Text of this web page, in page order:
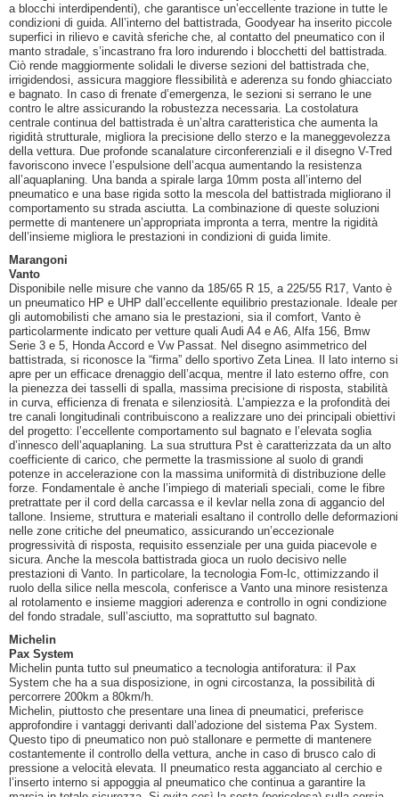
a blocchi interdipendenti), che garantisce un’eccellente trazione in tutte le
condizioni di guida. All’interno del battistrada, Goodyear ha inserito piccole
superfici in rilievo e cavità sferiche che, al contatto del pneumatico con il
manto stradale, s’incastrano fra loro indurendo i blocchetti del battistrada.
Ciò rende maggiormente solidali le diverse sezioni del battistrada che,
irrigidendosi, assicura maggiore flessibilità e aderenza su fondo ghiacciato
e bagnato. In caso di frenate d’emergenza, le sezioni si serrano le une
contro le altre assicurando la robustezza necessaria. La costolatura
centrale continua del battistrada è un’altra caratteristica che aumenta la
rigidità strutturale, migliora la precisione dello sterzo e la maneggevolezza
della vettura. Due profonde scanalature circonferenziali e il disegno V-Tred
favoriscono invece l’espulsione dell’acqua aumentando la resistenza
all’aquaplaning. Una banda a spirale larga 10mm posta all’interno del
pneumatico e una base rigida sotto la mescola del battistrada migliorano il
comportamento su strada asciutta. La combinazione di queste soluzioni
permette di mantenere un’appropriata impronta a terra, mentre la rigidità
dell’insieme migliora le prestazioni in condizioni di guida limite.
Marangoni
Vanto
Disponibile nelle misure che vanno da 185/65 R 15, a 225/55 R17, Vanto è
un pneumatico HP e UHP dall’eccellente equilibrio prestazionale. Ideale per
gli automobilisti che amano sia le prestazioni, sia il comfort, Vanto è
particolarmente indicato per vetture quali Audi A4 e A6, Alfa 156, Bmw
Serie 3 e 5, Honda Accord e Vw Passat. Nel disegno asimmetrico del
battistrada, si riconosce la “firma” dello sportivo Zeta Linea. Il lato interno si
apre per un efficace drenaggio dell’acqua, mentre il lato esterno offre, con
la pienezza dei tasselli di spalla, massima precisione di risposta, stabilità
in curva, efficienza di frenata e silenziosità. L’ampiezza e la profondità dei
tre canali longitudinali contribuiscono a realizzare uno dei principali obiettivi
del progetto: l’eccellente comportamento sul bagnato e l’elevata soglia
d’innesco dell’aquaplaning. La sua struttura Pst è caratterizzata da un alto
coefficiente di carico, che permette la trasmissione al suolo di grandi
potenze in accelerazione con la massima uniformità di distribuzione delle
forze. Fondamentale è anche l’impiego di materiali speciali, come le fibre
pretrattate per il cord della carcassa e il kevlar nella zona di aggancio del
tallone. Insieme, struttura e materiali esaltano il controllo delle deformazioni
nelle zone critiche del pneumatico, assicurando un’eccezionale
progressività di risposta, requisito essenziale per una guida piacevole e
sicura. Anche la mescola battistrada gioca un ruolo decisivo nelle
prestazioni di Vanto. In particolare, la tecnologia Fom-Ic, ottimizzando il
ruolo della silice nella mescola, conferisce a Vanto una minore resistenza
al rotolamento e insieme maggiori aderenza e controllo in ogni condizione
del fondo stradale, sull’asciutto, ma soprattutto sul bagnato.
Michelin
Pax System
Michelin punta tutto sul pneumatico a tecnologia antiforatura: il Pax
System che ha a sua disposizione, in ogni circostanza, la possibilità di
percorrere 200km a 80km/h.
Michelin, piuttosto che presentare una linea di pneumatici, preferisce
approfondire i vantaggi derivanti dall’adozione del sistema Pax System.
Questo tipo di pneumatico non può stallonare e permette di mantenere
costantemente il controllo della vettura, anche in caso di brusco calo di
pressione a velocità elevata. Il pneumatico resta agganciato al cerchio e
l’inserto interno si appoggia al pneumatico che continua a garantire la